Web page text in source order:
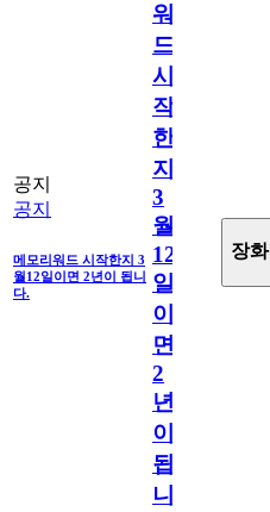
공지
공지
메모리워드 시작한지 3
월12일이면 2년이 됩니
다.
워
드
시
작
한
지
3
월
12
일
이
면
2
년
이
됩
니
장화